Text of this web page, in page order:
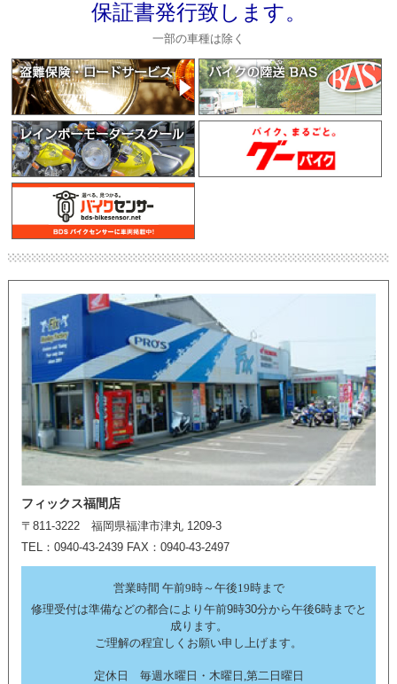
保証書発行致します。
一部の車種は除く
フィックス福間店
〒811-3222 福岡県福津市津丸 1209-3
TEL：0940-43-2439 FAX：0940-43-2497
営業時間 午前9時～午後19時まで
修理受付は準備などの都合により午前9時30分から午後6時までと
成ります。
ご理解の程宜しくお願い申し上げます。
定休日 毎週水曜日・木曜日,第二日曜日